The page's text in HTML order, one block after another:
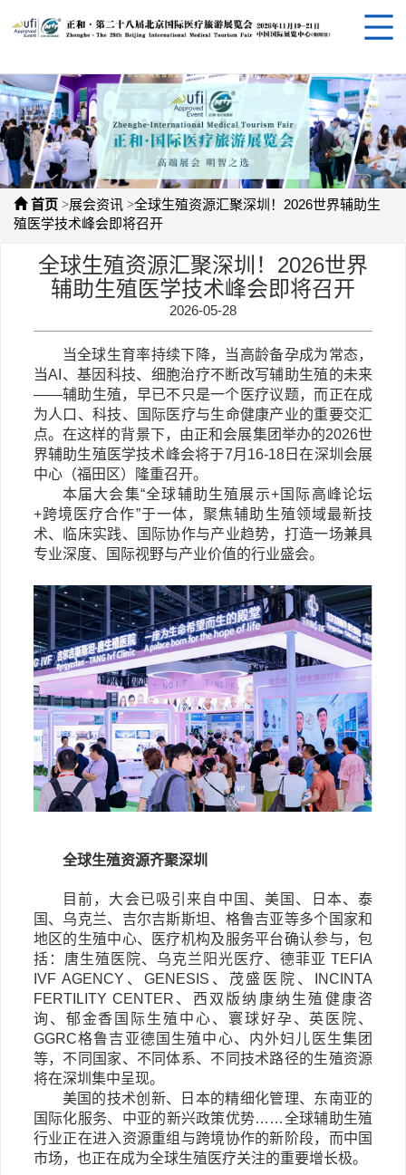
首页 >展会资讯 >全球生殖资源汇聚深圳！2026世界辅助生
殖医学技术峰会即将召开
全球生殖资源汇聚深圳！2026世界
辅助生殖医学技术峰会即将召开
2026-05-28
当全球生育率持续下降，当高龄备孕成为常态，
当AI、基因科技、细胞治疗不断改写辅助生殖的未来
——辅助生殖，早已不只是一个医疗议题，而正在成
为人口、科技、国际医疗与生命健康产业的重要交汇
点。在这样的背景下，由正和会展集团举办的2026世
界辅助生殖医学技术峰会将于7月16-18日在深圳会展
中心（福田区）隆重召开。
本届大会集“全球辅助生殖展示+国际高峰论坛
+跨境医疗合作”于一体，聚焦辅助生殖领域最新技
术、临床实践、国际协作与产业趋势，打造一场兼具
专业深度、国际视野与产业价值的行业盛会。
全球生殖资源齐聚深圳
目前，大会已吸引来自中国、美国、日本、泰
国、乌克兰、吉尔吉斯斯坦、格鲁吉亚等多个国家和
地区的生殖中心、医疗机构及服务平台确认参与，包
括：唐生殖医院、乌克兰阳光医疗、德菲亚 TEFIA
IVF AGENCY、GENESIS、茂盛医院、INCINTA
FERTILITY CENTER、西双版纳康纳生殖健康咨
询、郁金香国际生殖中心、寰球好孕、英医院、
GGRC格鲁吉亚德国生殖中心、内外妇儿医生集团
等，不同国家、不同体系、不同技术路径的生殖资源
将在深圳集中呈现。
美国的技术创新、日本的精细化管理、东南亚的
国际化服务、中亚的新兴政策优势……全球辅助生殖
行业正在进入资源重组与跨境协作的新阶段，而中国
市场，也正在成为全球生殖医疗关注的重要增长极。